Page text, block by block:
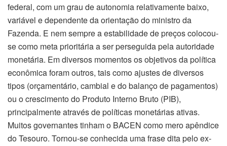
federal, com um grau de autonomia relativamente baixo,
variável e dependente da orientação do ministro da
Fazenda. E nem sempre a estabilidade de preços colocou-
se como meta prioritária a ser perseguida pela autoridade
monetária. Em diversos momentos os objetivos da política
econômica foram outros, tais como ajustes de diversos
tipos (orçamentário, cambial e do balanço de pagamentos)
ou o crescimento do Produto Interno Bruto (PIB),
principalmente através de políticas monetárias ativas.
Muitos governantes tinham o BACEN como mero apêndice
do Tesouro. Tornou-se conhecida uma frase dita pelo ex-